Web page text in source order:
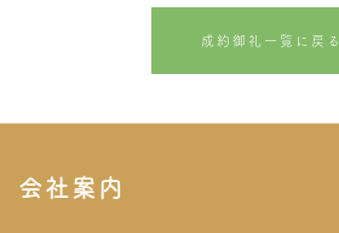
成約御礼一覧に戻る
会社案内